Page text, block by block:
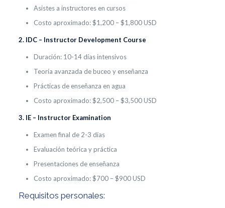
Asistes a instructores en cursos
Costo aproximado: $1,200 – $1,800 USD
2. IDC – Instructor Development Course
Duración: 10-14 días intensivos
Teoría avanzada de buceo y enseñanza
Prácticas de enseñanza en agua
Costo aproximado: $2,500 – $3,500 USD
3. IE – Instructor Examination
Examen final de 2-3 días
Evaluación teórica y práctica
Presentaciones de enseñanza
Costo aproximado: $700 – $900 USD
Requisitos personales: